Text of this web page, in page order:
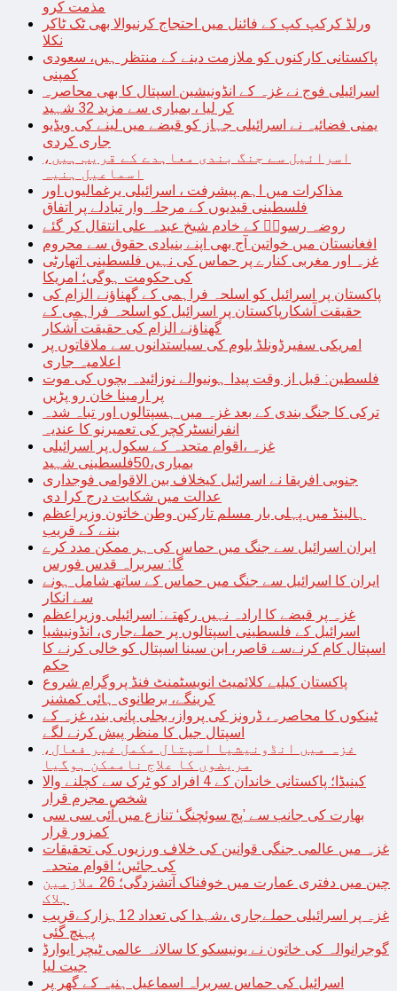
مذمت کرو
ورلڈ کرکپ کپ کے فائنل میں احتجاج کرنیوالا بھی ٹک ٹاکر
نکلا
پاکستانی کارکنوں کو ملازمت دینے کے منتظر ہیں، سعودی
کمپنی
اسرائیلی فوج نے غزہ کے انڈونیشین اسپتال کا بھی محاصرہ
کر لیا ، بمباری سے مزید 32 شہید
یمنی فضائیہ نے اسرائیلی جہاز کو قبضے میں لینے کی ویڈیو
جاری کردی
اسرائیل سے جنگ بندی معاہدے کے قریب ہیں،
اسماعیل ہنیہ
مذاکرات میں اہم پیشرفت ، اسرائیلی یرغمالیوں اور
فلسطینی قیدیوں کے مرحلہ وار تبادلے پر اتفاق
روضہ رسولؐ کے خادم شیخ عبدہ علی انتقال کر گئے
افغانستان میں خواتین آج بھی اپنے بنیادی حقوق سے محروم
غزہ اور مغربی کنارے پر حماس کی نہیں فلسطینی اتھارٹی
کی حکومت ہوگی؛ امریکا
پاکستان پر اسرائیل کو اسلحہ فراہمی کے گھناؤنے الزام کی
حقیقت آشکارپاکستان پر اسرائیل کو اسلحہ فراہمی کے
گھناؤنے الزام کی حقیقت آشکار
امریکی سفیرڈونلڈ بلوم کی سیاستدانوں سے ملاقاتوں پر
اعلامیہ جاری
فلسطین: قبل از وقت پیدا ہونیوالے نوزائیدہ بچوں کی موت
پر ارمینا خان رو پڑیں
ترکی کا جنگ بندی کے بعد غزہ میں ہسپتالوں اور تباہ شدہ
انفرانسٹرکچر کی تعمیرنو کا عندیہ
غزہ ،اقوام متحدہ کے سکول پر اسرائیلی
بمباری،50فلسطینی شہید
جنوبی افریقا نے اسرائیل کیخلاف بین الاقوامی فوجداری
عدالت میں شکایت درج کرا دی
ہالینڈ میں پہلی بار مسلم تارکین وطن خاتون وزیراعظم
بننے کے قریب
ایران اسرائیل سے جنگ میں حماس کی ہر ممکن مدد کرے
گا: سربراہ قدس فورس
ایران کا اسرائیل سے جنگ میں حماس کے ساتھ شامل ہونے
سے انکار
غزہ پر قبضے کا ارادہ نہیں رکھتے: اسرائیلی وزیراعظم
اسرائیل کے فلسطینی اسپتالوں پر حملےجاری، انڈونیشیا
اسپتال کام کرنےسے قاصر، ابن سینا اسپتال کو خالی کرنے کا
حکم
پاکستان کیلیے کلائمیٹ انویسٹمنٹ فنڈ پروگرام شروع
کرینگے، برطانوی ہائی کمشنر
ٹینکوں کا محاصرہ، ڈرونز کی پرواز، بجلی پانی بند، غزہ کے
اسپتال جیل کا منظر پیش کرنے لگے
غزہ میں انڈونیشیا اسپتال مکمل غیر فعال،
مریضوں کا علاج ناممکن ہوگیا
کینیڈا؛ پاکستانی خاندان کے 4 افراد کو ٹرک سے کچلنے والا
شخص مجرم قرار
بھارت کی جانب سے ’پچ سوئچنگ‘ تنازع میں آئی سی سی
کمزور قرار
غزہ میں عالمی جنگی قوانین کی خلاف ورزیوں کی تحقیقات
کی جائیں؛ اقوام متحدہ
چین میں دفتری عمارت میں خوفناک آتشزدگی؛ 26 ملازمین
ہلاک
غزہ پر اسرائیلی حملےجاری ،شہدا کی تعداد 12ہزارکےقریب
پہنچ گئی
گوجرانوالہ کی خاتون نے یونیسکو کا سالانہ عالمی ٹیچر ایوارڈ
جیت لیا
اسرائیل کی حماس سربراہ اسماعیل ہنیہ کے گھر پر